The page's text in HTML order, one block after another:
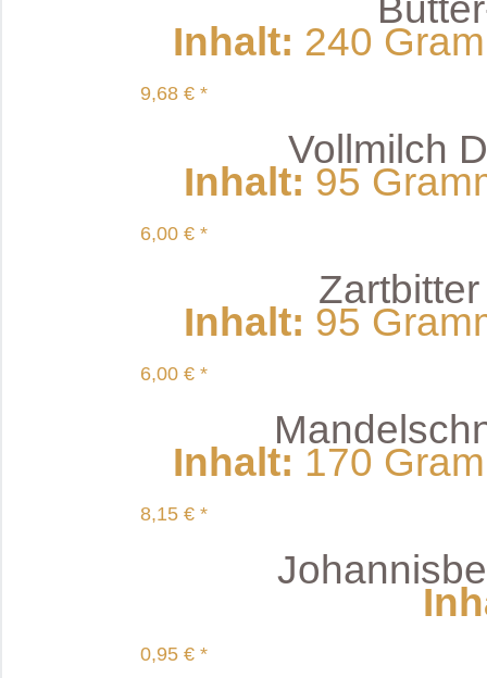
Inhalt: 240
9,68 € *
Vollmilch
Inhalt: 95
6,00 € *
Inhalt: 95
6,00 € *
Inhalt: 170
8,15 € *
0,95 € *